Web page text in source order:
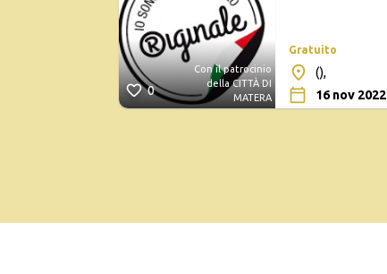
0
Con il patrocinio
della CITTÀ DI
MATERA
Gratuito
(),
16 nov 2022